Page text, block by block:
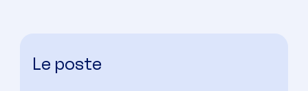
Le poste